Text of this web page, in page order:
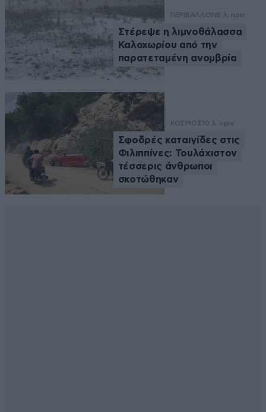
ΠΕΡΙΒΑΛΛΟΝ8 λ. πριν
Στέρεψε η λιμνοθάλασσα
Καλοχωρίου από την
παρατεταμένη ανομβρία
ΚΟΣΜΟΣ 10 λ. πριν
Σφοδρές καταιγίδες στις
Φιλιππίνες: Τουλάχιστον
τέσσερις άνθρωποι
σκοτώθηκαν